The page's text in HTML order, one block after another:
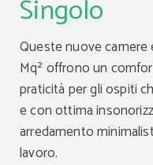
Singolo
Queste nuove camere
Mq² offrono un
praticità per gli ospiti
e con ottima
arredamento
lavoro.